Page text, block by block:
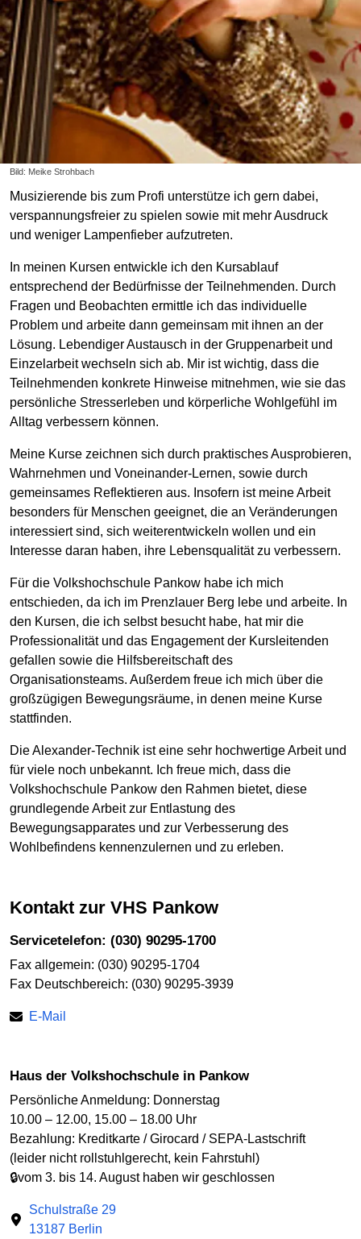
Bild: Meike Strohbach
Musizierende bis zum Profi unterstütze ich gern dabei,
verspannungsfreier zu spielen sowie mit mehr Ausdruck
und weniger Lampenfieber aufzutreten.
In meinen Kursen entwickle ich den Kursablauf
entsprechend der Bedürfnisse der Teilnehmenden. Durch
Fragen und Beobachten ermittle ich das individuelle
Problem und arbeite dann gemeinsam mit ihnen an der
Lösung. Lebendiger Austausch in der Gruppenarbeit und
Einzelarbeit wechseln sich ab. Mir ist wichtig, dass die
Teilnehmenden konkrete Hinweise mitnehmen, wie sie das
persönliche Stresserleben und körperliche Wohlgefühl im
Alltag verbessern können.
Meine Kurse zeichnen sich durch praktisches Ausprobieren,
Wahrnehmen und Voneinander-Lernen, sowie durch
gemeinsames Reflektieren aus. Insofern ist meine Arbeit
besonders für Menschen geeignet, die an Veränderungen
interessiert sind, sich weiterentwickeln wollen und ein
Interesse daran haben, ihre Lebensqualität zu verbessern.
Für die Volkshochschule Pankow habe ich mich
entschieden, da ich im Prenzlauer Berg lebe und arbeite. In
den Kursen, die ich selbst besucht habe, hat mir die
Professionalität und das Engagement der Kursleitenden
gefallen sowie die Hilfsbereitschaft des
Organisationsteams. Außerdem freue ich mich über die
großzügigen Bewegungsräume, in denen meine Kurse
stattfinden.
Die Alexander-Technik ist eine sehr hochwertige Arbeit und
für viele noch unbekannt. Ich freue mich, dass die
Volkshochschule Pankow den Rahmen bietet, diese
grundlegende Arbeit zur Entlastung des
Bewegungsapparates und zur Verbesserung des
Wohlbefindens kennenzulernen und zu erleben.
Kontakt zur VHS Pankow
Servicetelefon: (030) 90295-1700
Fax allgemein: (030) 90295-1704
Fax Deutschbereich: (030) 90295-3939
E-Mail
Haus der Volkshochschule in Pankow
Persönliche Anmeldung: Donnerstag
10.00 – 12.00, 15.00 – 18.00 Uhr
Bezahlung: Kreditkarte / Girocard / SEPA-Lastschrift
(leider nicht rollstuhlgerecht, kein Fahrstuhl)
🔒vom 3. bis 14. August haben wir geschlossen
Schulstraße 29
13187 Berlin